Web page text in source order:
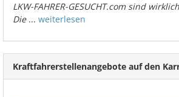
LKW-FAHRER-GESUCHT.com sind
Die... weiterlesen
Kraftfahrerstellenangebote auf den